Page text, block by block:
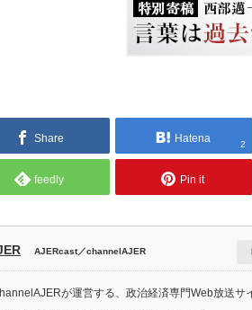
Share Hatena 2
feedly Pin it
AJERcast／channelAJER
が運営する、政治経済専門Web放送サ